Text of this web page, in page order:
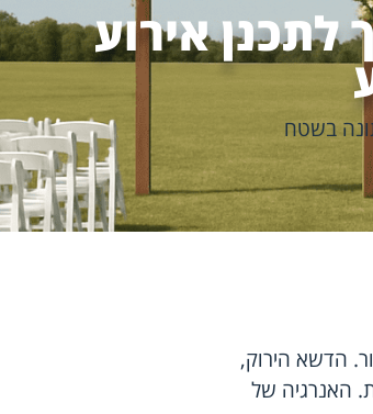
לתכנן אירוע
בשטח
הדשא הירוק,
האנרגיה של